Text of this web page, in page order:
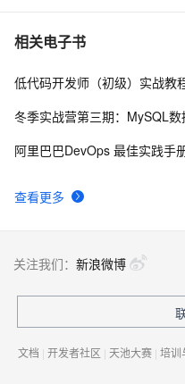
7 塑云科技：性能突破，基于
技术重构
8 一个简单算法可以帮助物联
物联网的现状和未来
相关电子书
查看更多
低代码开发师（初级）实战教
冬季实战营第三期：MySQL
阿里巴巴DevOps 最佳实践手
关注我们： 新浪微博
文档 | 开发者社区 | 天池大赛 | 培训